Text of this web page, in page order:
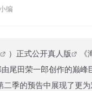
编
）正式公开真人版 《
尾田荣一郎创作的巅
季的预告中展现了更